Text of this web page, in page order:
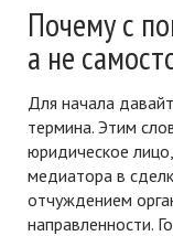
Почему с
а не
Для начала
термина. Этим
юридическое
медиатора в
отчуждением
направленности.